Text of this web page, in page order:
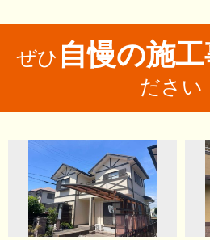
ぜひ 自慢の施工
ださい